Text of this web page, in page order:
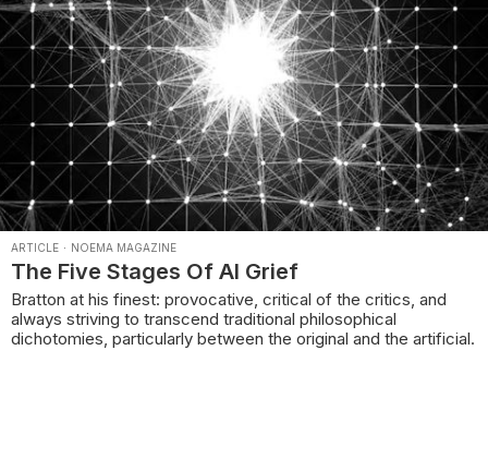
ARTICLE · NOEMA MAGAZINE
The Five Stages Of AI Grief
Bratton at his finest: provocative, critical of the critics, and
always striving to transcend traditional philosophical
dichotomies, particularly between the original and the artificial.